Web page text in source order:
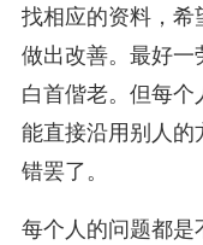
找相应的资料，
做出改善。最好
白首偕老。但每
能直接沿用别人的
错罢了。
每个人的问题都